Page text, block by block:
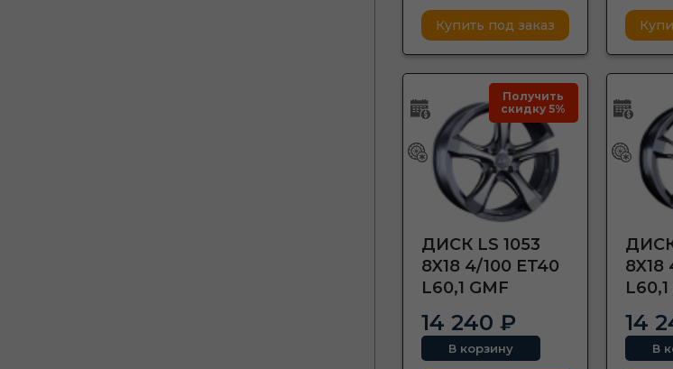
Купить под заказ
Получить
скидку 5%
ДИСК LS 1053
8X18 4/100 ET40
L60,1 GMF
14 240 ₽
В корзину
ДИСК
8X18
14
В